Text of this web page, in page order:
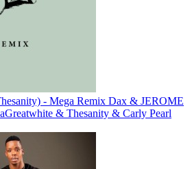
- Mega Remix Dax & JEROME
& Thesanity & Carly Pearl